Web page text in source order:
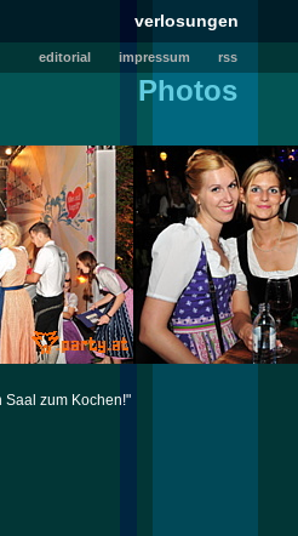
verlosungen
editorial impressum rss
Photos
zum Kochen!"